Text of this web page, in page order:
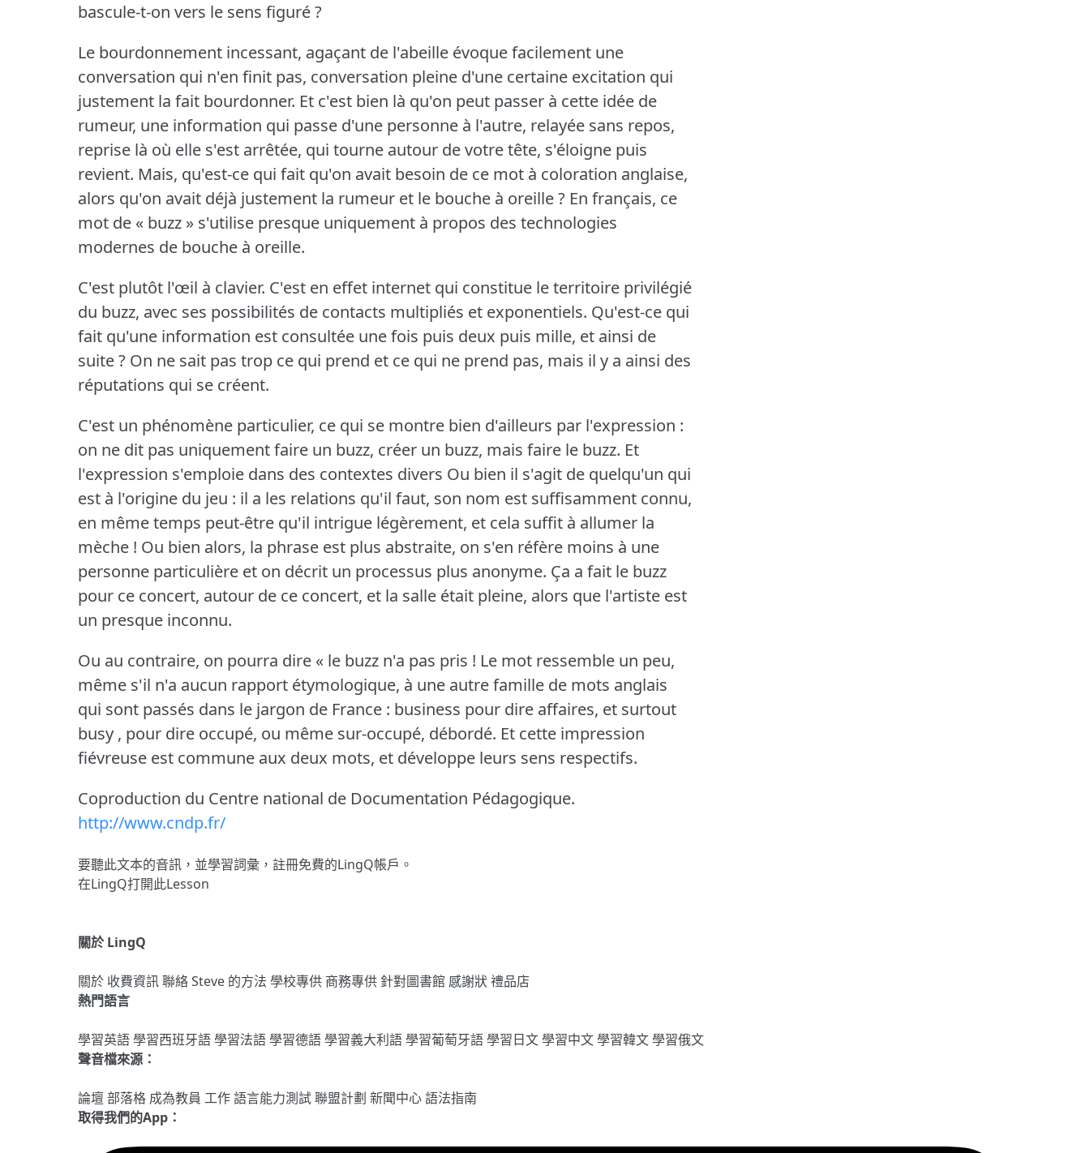
bascule-t-on vers le sens figuré ?
Le bourdonnement incessant, agaçant de l'abeille évoque facilement une
conversation qui n'en finit pas, conversation pleine d'une certaine excitation qui
justement la fait bourdonner. Et c'est bien là qu'on peut passer à cette idée de
rumeur, une information qui passe d'une personne à l'autre, relayée sans repos,
reprise là où elle s'est arrêtée, qui tourne autour de votre tête, s'éloigne puis
revient. Mais, qu'est-ce qui fait qu'on avait besoin de ce mot à coloration anglaise,
alors qu'on avait déjà justement la rumeur et le bouche à oreille ? En français, ce
mot de « buzz » s'utilise presque uniquement à propos des technologies
modernes de bouche à oreille.
C'est plutôt l'œil à clavier. C'est en effet internet qui constitue le territoire privilégié
du buzz, avec ses possibilités de contacts multipliés et exponentiels. Qu'est-ce qui
fait qu'une information est consultée une fois puis deux puis mille, et ainsi de
suite ? On ne sait pas trop ce qui prend et ce qui ne prend pas, mais il y a ainsi des
réputations qui se créent.
C'est un phénomène particulier, ce qui se montre bien d'ailleurs par l'expression :
on ne dit pas uniquement faire un buzz, créer un buzz, mais faire le buzz. Et
l'expression s'emploie dans des contextes divers Ou bien il s'agit de quelqu'un qui
est à l'origine du jeu : il a les relations qu'il faut, son nom est suffisamment connu,
en même temps peut-être qu'il intrigue légèrement, et cela suffit à allumer la
mèche ! Ou bien alors, la phrase est plus abstraite, on s'en réfère moins à une
personne particulière et on décrit un processus plus anonyme. Ça a fait le buzz
pour ce concert, autour de ce concert, et la salle était pleine, alors que l'artiste est
un presque inconnu.
Ou au contraire, on pourra dire « le buzz n'a pas pris ! Le mot ressemble un peu,
même s'il n'a aucun rapport étymologique, à une autre famille de mots anglais
qui sont passés dans le jargon de France : business pour dire affaires, et surtout
busy , pour dire occupé, ou même sur-occupé, débordé. Et cette impression
fiévreuse est commune aux deux mots, et développe leurs sens respectifs.
Coproduction du Centre national de Documentation Pédagogique.
http://www.cndp.fr/
要聽此文本的音訊，並學習詞彙， 註冊免費的LingQ帳戶。
在LingQ打開此Lesson
關於 LingQ
關於 收費資訊聯絡Steve 的方法 學校專供 商務專供 針對圖書館 感謝狀禮品店
熱門語言
學習英語學習西班牙語學習法語學習德語學習義大利語學習葡萄牙語學習日文學習中文學習韓文學習俄文
聲音檔來源：
論壇部落格 成為教員 工作語言能力測試聯盟計劃 新聞中心語法指南
取得我們的App：